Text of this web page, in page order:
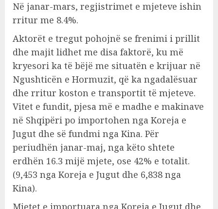
Në janar-mars, regjistrimet e mjeteve ishin
rritur me 8.4%.
Aktorët e tregut pohojnë se frenimi i prillit
dhe majit lidhet me disa faktorë, ku më
kryesori ka të bëjë me situatën e krijuar në
Ngushticën e Hormuzit, që ka ngadalësuar
dhe rritur koston e transportit të mjeteve.
Vitet e fundit, pjesa më e madhe e makinave
në Shqipëri po importohen nga Koreja e
Jugut dhe së fundmi nga Kina. Për
periudhën janar-maj, nga këto shtete
erdhën 16.3 mijë mjete, ose 42% e totalit.
(9,453 nga Koreja e Jugut dhe 6,838 nga
Kina).
Mjetet e importuara nga Koreja e Jugut dhe